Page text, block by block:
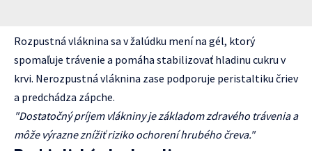
Rozpustná vláknina sa v žalúdku mení na gél, ktorý
spomaľuje trávenie a pomáha stabilizovať hladinu cukru v
krvi. Nerozpustná vláknina zase podporuje peristaltiku čriev
a predchádza zápche.
"Dostatočný príjem vlákniny je základom zdravého trávenia a
môže výrazne znížiť riziko ochorení hrubého čreva."